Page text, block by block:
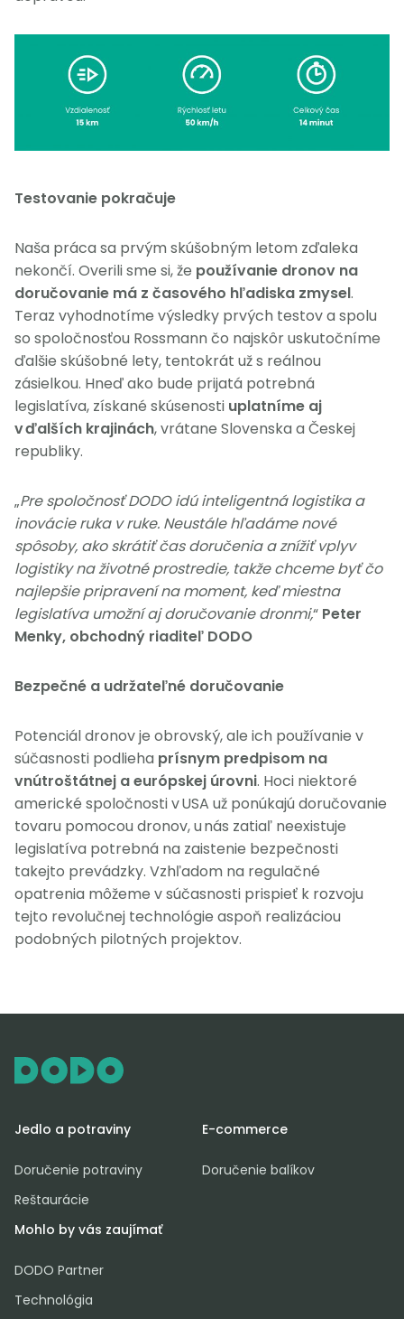
Testovanie pokračuje
Naša práca sa prvým skúšobným letom zďaleka
nekončí. Overili sme si, že používanie dronov na
doručovanie má z časového hľadiska zmysel.
Teraz vyhodnotíme výsledky prvých testov a spolu
so spoločnosťou Rossmann čo najskôr uskutočníme
ďalšie skúšobné lety, tentokrát už s reálnou
zásielkou. Hneď ako bude prijatá potrebná
legislatíva, získané skúsenosti uplatníme aj
v ďalších krajinách, vrátane Slovenska a Českej
republiky.
„Pre spoločnosť DODO idú inteligentná logistika a
inovácie ruka v ruke. Neustále hľadáme nové
spôsoby, ako skrátiť čas doručenia a znížiť vplyv
logistiky na životné prostredie, takže chceme byť čo
najlepšie pripravení na moment, keď miestna
legislatíva umožní aj doručovanie dronmi,“ Peter
Menky, obchodný riaditeľ DODO
Bezpečné a udržateľné doručovanie
Potenciál dronov je obrovský, ale ich používanie v
súčasnosti podlieha prísnym predpisom na
vnútroštátnej a európskej úrovni. Hoci niektoré
americké spoločnosti v USA už ponúkajú doručovanie
tovaru pomocou dronov, u nás zatiaľ neexistuje
legislatíva potrebná na zaistenie bezpečnosti
takejto prevádzky. Vzhľadom na regulačné
opatrenia môžeme v súčasnosti prispieť k rozvoju
tejto revolučnej technológie aspoň realizáciou
podobných pilotných projektov.
Jedlo a potraviny
Doručenie potraviny
Reštaurácie
E-commerce
Doručenie balíkov
Mohlo by vás zaujímať
DODO Partner
Technológia